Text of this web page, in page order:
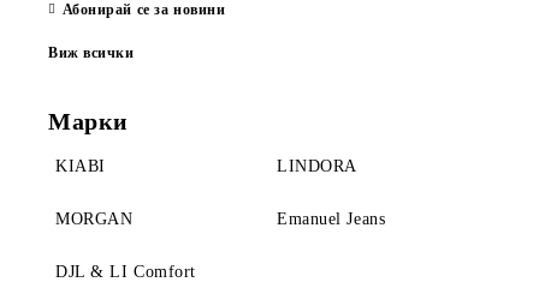
Абонирай се за новини
Виж всички
Марки
KIABI LINDORA
MORGAN Emanuel Jeans
DJL & LI Comfort